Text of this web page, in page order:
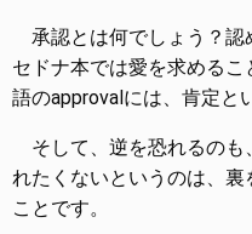
承認とは何でしょう？
セドナ本では愛を求める
語のapprovalには、肯定と
そして、逆を恐れるの
れたくないというのは、裏
ことです。